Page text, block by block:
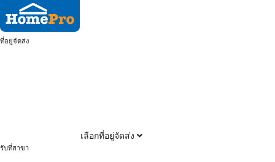
ที่อยู่จัดส่ง
เลือกที่อยู่จัดส่ง
รับที่สาขา